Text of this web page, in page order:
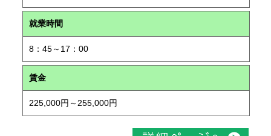
就業時間
8：45～17：00
賃金
225,000円～255,000円